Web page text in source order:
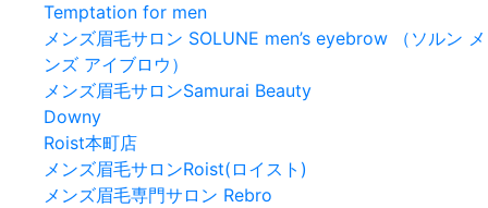
Temptation for men
メンズ眉毛サロン SOLUNE men’s eyebrow （ソルン メ
ンズ アイブロウ）
メンズ眉毛サロンSamurai Beauty
Downy
Roist本町店
メンズ眉毛サロンRoist(ロイスト)
メンズ眉毛専門サロン Rebro